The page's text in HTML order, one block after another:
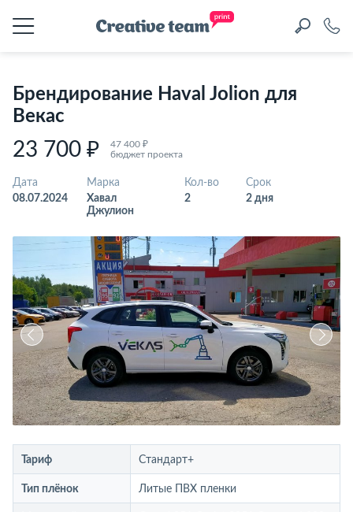
Брендирование Haval Jolion для
Векас
23 700 ₽
47 400 ₽
бюджет проекта
Дата
08.07.2024
Марка
Хавал
Джулион
Кол-во
2
Срок
2 дня
Тариф Стандарт+
Тип плёнок Литые ПВХ пленки